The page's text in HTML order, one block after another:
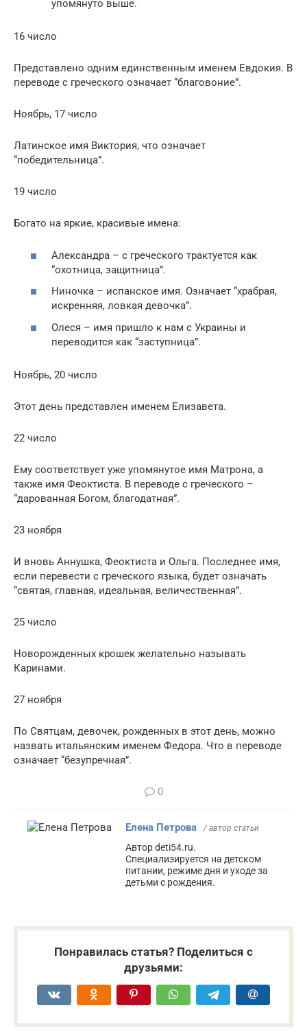
упомянуто выше.
16 число
Представлено одним единственным именем Евдокия. В
переводе с греческого означает “благовоние”.
Ноябрь, 17 число
Латинское имя Виктория, что означает
“победительница”.
19 число
Богато на яркие, красивые имена:
Александра – с греческого трактуется как
“охотница, защитница”.
Ниночка – испанское имя. Означает “храбрая,
искренняя, ловкая девочка”.
Олеся – имя пришло к нам с Украины и
переводится как “заступница”.
Ноябрь, 20 число
Этот день представлен именем Елизавета.
22 число
Ему соответствует уже упомянутое имя Матрона, а
также имя Феоктиста. В переводе с греческого –
“дарованная Богом, благодатная”.
23 ноября
И вновь Аннушка, Феоктиста и Ольга. Последнее имя,
если перевести с греческого языка, будет означать
“святая, главная, идеальная, величественная”.
25 число
Новорожденных крошек желательно называть
Каринами.
27 ноября
По Святцам, девочек, рожденных в этот день, можно
назвать итальянским именем Федора. Что в переводе
означает “безупречная”.
0
Елена Петрова / автор статьи
Автор deti54.ru.
Специализируется на детском
питании, режиме дня и уходе за
детьми с рождения.
Понравилась статья? Поделиться с
друзьями: